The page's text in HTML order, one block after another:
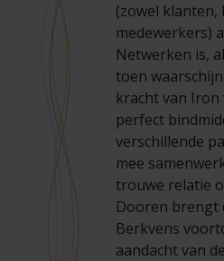
Technische documentatie
Veelgestelde vragen
(zowel klanten,
medewerkers)
Netwerken is,
toen
kracht van Iron
perfect
verschillende
mee
trouwe relatie
Dooren brengt
Berkvens
aandacht van